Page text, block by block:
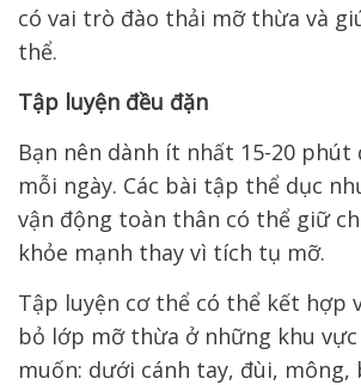
có vai trò đào thải mỡ thừa và
thể.
Tập luyện đều đặn
Bạn nên dành ít nhất 15-20
mỗi ngày. Các bài tập thể dục
vận động toàn thân có thể giữ
khỏe mạnh thay vì tích tụ mỡ.
Tập luyện cơ thể có thể kết hợp
bỏ lớp mỡ thừa ở những khu
muốn: dưới cánh tay, đùi, mông,